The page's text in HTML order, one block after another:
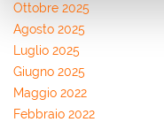
Ottobre 2025
Agosto 2025
Luglio 2025
Giugno 2025
Maggio 2022
Febbraio 2022